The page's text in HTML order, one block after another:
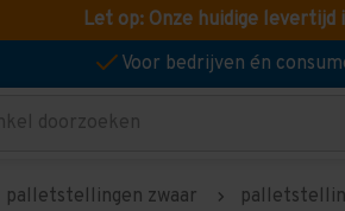
Let op: Onze huidige levertijd
Voor bedrijven én
palletstellingen zwaar